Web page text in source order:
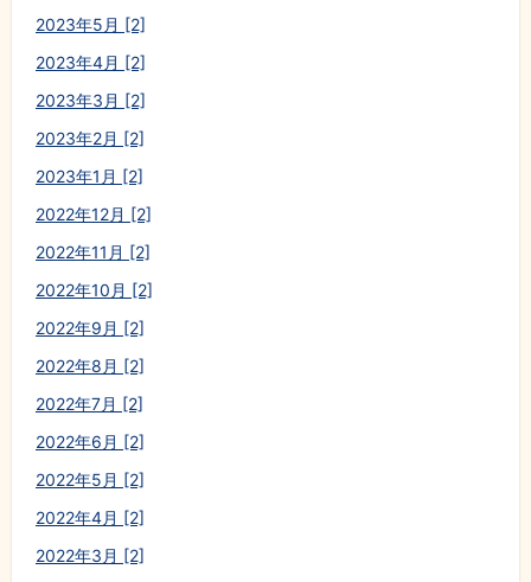
2023年5月 [2]
2023年4月 [2]
2023年3月 [2]
2023年2月 [2]
2023年1月 [2]
2022年12月 [2]
2022年11月 [2]
2022年10月 [2]
2022年9月 [2]
2022年8月 [2]
2022年7月 [2]
2022年6月 [2]
2022年5月 [2]
2022年4月 [2]
2022年3月 [2]